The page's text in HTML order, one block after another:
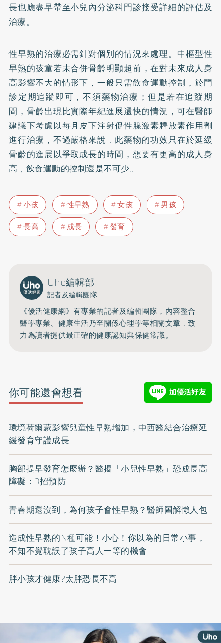
長也應盡早帶至小兒內分泌科門診接受詳細的評估及
治療。
性早熟的治療必需針對個別的情況來處理。中樞型性
早熟的孩童若未合併骨齡明顯超前，在對未來成人身
高影響不大的情形下，一般只需飲食運動控制，於門
診定期追蹤即可，不須藥物治療；但是若在追蹤期
間，骨齡出現比實際年紀進展還快的情況，可在醫師
建議下考慮以每月皮下注射促性腺激素釋放素作用劑
進行治療，不過嚴格來說，此藥物的功效只在於延緩
骨齡的進展以爭取成長的時間，想要有更高的成人身
高，飲食運動的控制還是不可少。
小孩 性早熟 女孩
男孩
長高
成長 發育
Uho編輯部
記者及編輯團隊
《優活健康網》有專業的記者及編輯團隊，內容整合
醫學專業、健康生活乃至關係心理學等相關文章，致
力為讀者提供最正確的健康認知與保健常識。
你可能還會想看
環境荷爾蒙影響兒童性早熟增加，中西醫結合治療延
緩發育守護成長
胸部提早發育怎麼辦？醫揭「小兒性早熟」恐成長高
障礙：3招預防
青春期還沒到，為何孩子會性早熟？醫師圖解懶人包
造成性早熟的N種可能！小心！你以為的日常小事，
不知不覺耽誤了孩子高人一等的機會
胖小孩才健康?太胖恐長不高